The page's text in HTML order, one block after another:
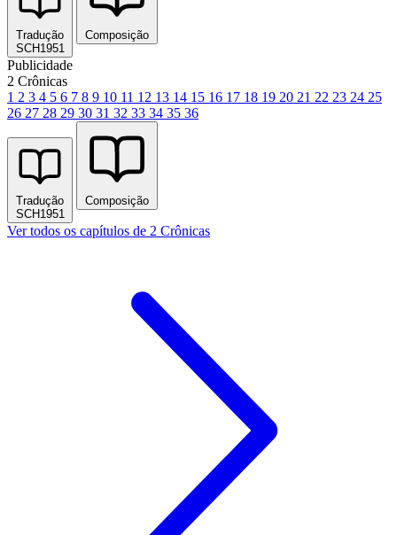
Tradução
SCH1951
Composição
Publicidade
2 Crônicas
1 2 3 4 5 6 7 8 9 10 11 12 13 14 15 16 17 18 19 20 21 22 23 24 25
26 27 28 29 30 31 32 33 34 35 36
Tradução
SCH1951
Composição
Ver todos os capítulos de 2 Crônicas